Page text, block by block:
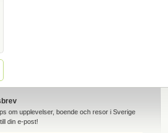
om upplevelser, boende och resor i Sverige
din e-post!